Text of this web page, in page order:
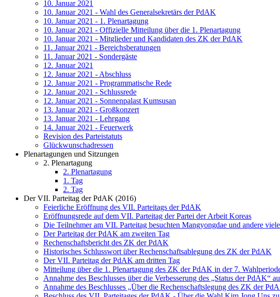
10. Januar 2021
10. Januar 2021 - Wahl des Generalsekretärs der PdAK
10. Januar 2021 - 1. Plenartagung
10. Januar 2021 - Offizielle Mitteilung über die 1. Plenartagung
10. Januar 2021 - Mitglieder und Kandidaten des ZK der PdAK
11. Januar 2021 - Bereichsberatungen
11. Januar 2021 - Sondergäste
12. Januar 2021
12. Januar 2021 - Abschluss
12. Januar 2021 - Programmatische Rede
12. Januar 2021 - Schlussrede
12. Januar 2021 - Sonnenpalast Kumsusan
13. Januar 2021 - Großkonzert
13. Januar 2021 - Lehrgang
14. Januar 2021 - Feuerwerk
Revision des Parteistatuts
Glückwunschadressen
Plenartagungen und Sitzungen
2. Plenartagung
2. Plenartagung
1. Tag
2. Tag
Der VII. Parteitag der PdAK (2016)
Feierliche Eröffnung des VII. Parteitags der PdAK
Eröffnungsrede auf dem VII. Parteitag der Partei der Arbeit Koreas
Die Teilnehmer am VII. Parteitag besuchten Mangyongdae und andere
Der Parteitag der PdAK am zweiten Tag
Rechenschaftsbericht des ZK der PdAK
Historisches Schlusswort über Rechenschaftsablegung des ZK der PdAK
Der VII. Parteitag der PdAK am dritten Tag
Mitteilung über die 1. Plenartagung des ZK der PdAK in der 7.
Annahme des Beschlusses über die Verbesserung des „Status der PdAK“
Annahme des Beschlusses „Über die Rechenschaftslegung des ZK der